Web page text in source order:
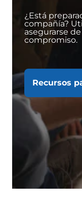
¿Está
compañía?
asegurarse
compromiso.
Recursos